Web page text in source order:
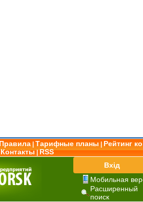
Тарифные планы
Рейтинг
Контакты|RSS
Вхід
Мобильная
Расширенный
поиск